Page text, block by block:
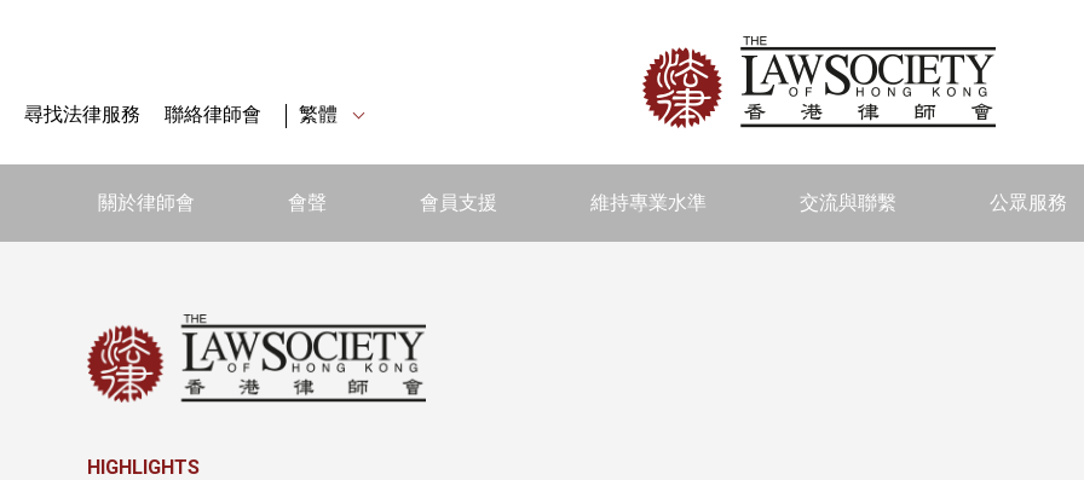
尋找法律服務 聯絡律師會 繁體
關於律師會 會聲 會員支援 維持專業水準 交流與聯繫 公眾服務
HIGHLIGHTS